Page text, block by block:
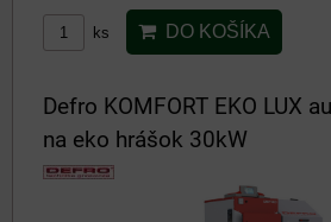
ks DO KOŠÍKA
Defro KOMFORT EKO LUX
na eko hrášok 30kW